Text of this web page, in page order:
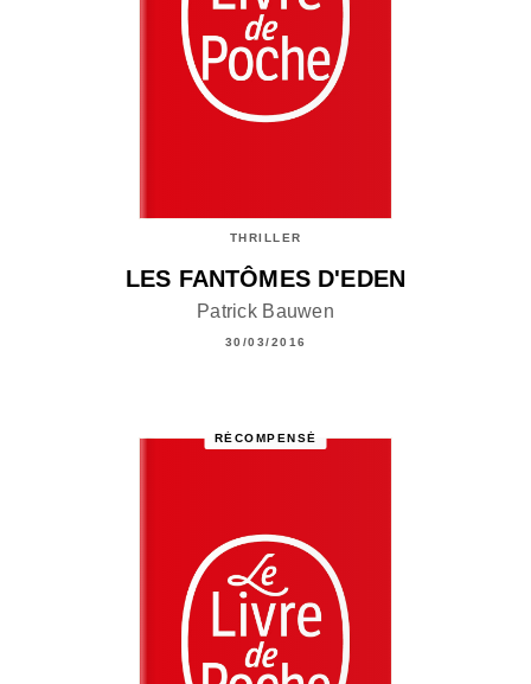
THRILLER
LES FANTÔMES D'EDEN
Patrick Bauwen
30/03/2016
RÉCOMPENSÉ